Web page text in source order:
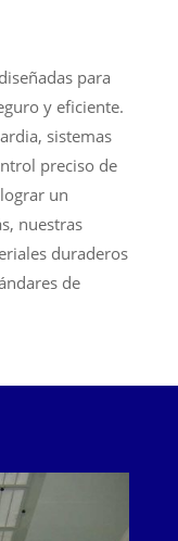
para
y eficiente.
sistemas
preciso de
un
nuestras
duraderos
de